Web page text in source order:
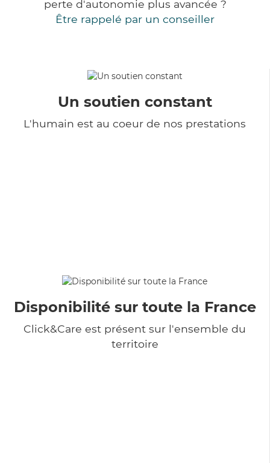
perte d'autonomie plus avancée ?
Être rappelé par un conseiller
Un soutien constant
L'humain est au coeur de nos prestations
Disponibilité sur toute la France
Click&Care est présent sur l'ensemble du
territoire